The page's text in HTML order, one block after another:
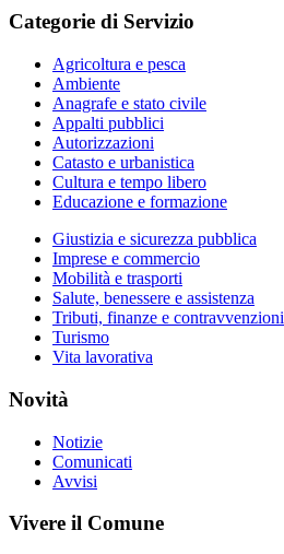
Categorie di Servizio
Agricoltura e pesca
Ambiente
Anagrafe e stato civile
Appalti pubblici
Autorizzazioni
Catasto e urbanistica
Cultura e tempo libero
Educazione e formazione
Giustizia e sicurezza pubblica
Imprese e commercio
Mobilità e trasporti
Salute, benessere e assistenza
Tributi, finanze e contravvenzioni
Turismo
Vita lavorativa
Novità
Notizie
Comunicati
Avvisi
Vivere il Comune